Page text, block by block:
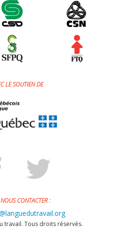
LE SOUTIEN DE
CONTACTER :
travail. Tous droits réservés.